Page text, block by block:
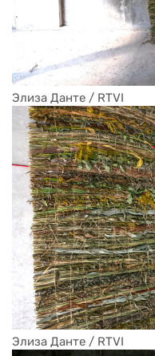
Элиза Данте / RTVI
Элиза Данте / RTVI